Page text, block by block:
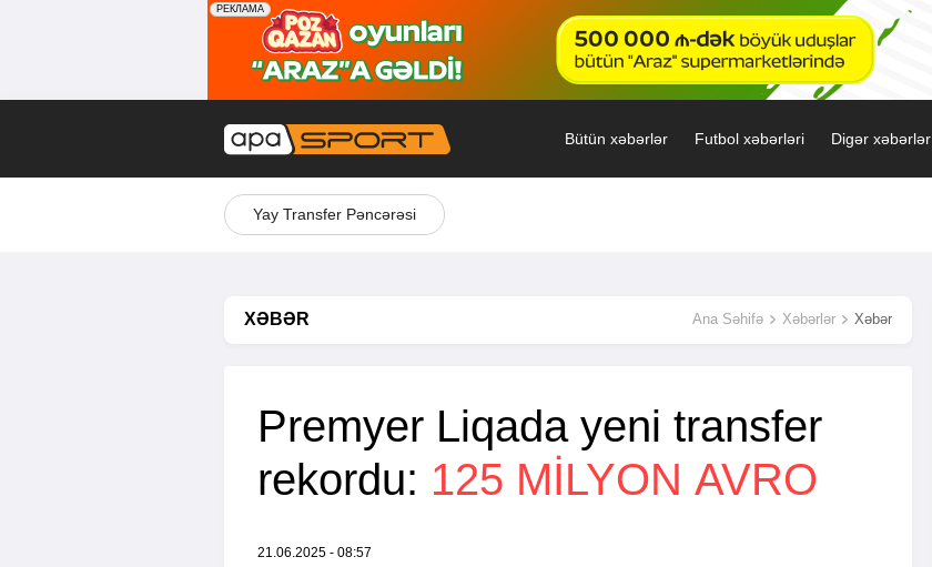
Bütün xəbərlər Futbol xəbərləri Digər xəbərlər
Yay Transfer Pəncərəsi
XƏBƏR Ana Səhifə Xəbərlər Xəbər
Premyer Liqada yeni transfer
rekordu: 125 MILYON AVRO
21.06.2025 - 08:57